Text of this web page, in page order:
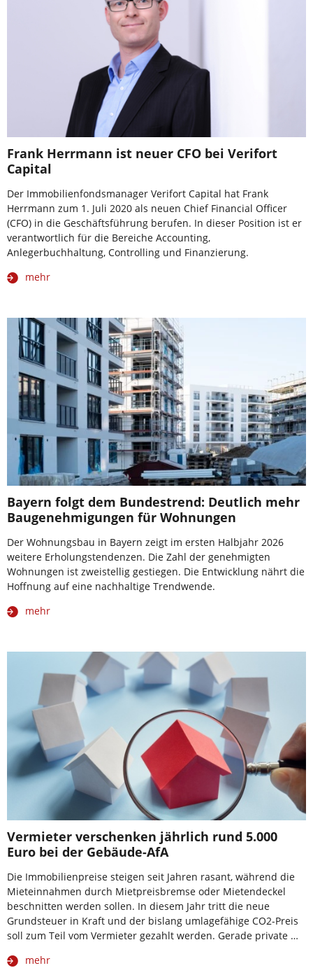
Frank Herrmann ist neuer CFO bei Verifort
Capital
Der Immobilienfondsmanager Verifort Capital hat Frank
Herrmann zum 1. Juli 2020 als neuen Chief Financial Officer
(CFO) in die Geschäftsführung berufen. In dieser Position ist er
verantwortlich für die Bereiche Accounting,
Anlegerbuchhaltung, Controlling und Finanzierung.
mehr
Bayern folgt dem Bundestrend: Deutlich mehr
Baugenehmigungen für Wohnungen
Der Wohnungsbau in Bayern zeigt im ersten Halbjahr 2026
weitere Erholungstendenzen. Die Zahl der genehmigten
Wohnungen ist zweistellig gestiegen. Die Entwicklung nährt die
Hoffnung auf eine nachhaltige Trendwende.
mehr
Vermieter verschenken jährlich rund 5.000
Euro bei der Gebäude-AfA
Die Immobilienpreise steigen seit Jahren rasant, während die
Mieteinnahmen durch Mietpreisbremse oder Mietendeckel
beschnitten werden sollen. In diesem Jahr tritt die neue
Grundsteuer in Kraft und der bislang umlagefähige CO2-Preis
soll zum Teil vom Vermieter gezahlt werden. Gerade private …
mehr